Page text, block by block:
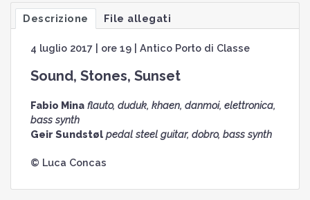
Descrizione File allegati
4 luglio 2017 | ore 19 | Antico Porto di Classe
Sound, Stones, Sunset
Fabio Mina flauto, duduk, khaen, danmoi, elettronica,
bass synth
Geir Sundstøl pedal steel guitar, dobro, bass synth
© Luca Concas